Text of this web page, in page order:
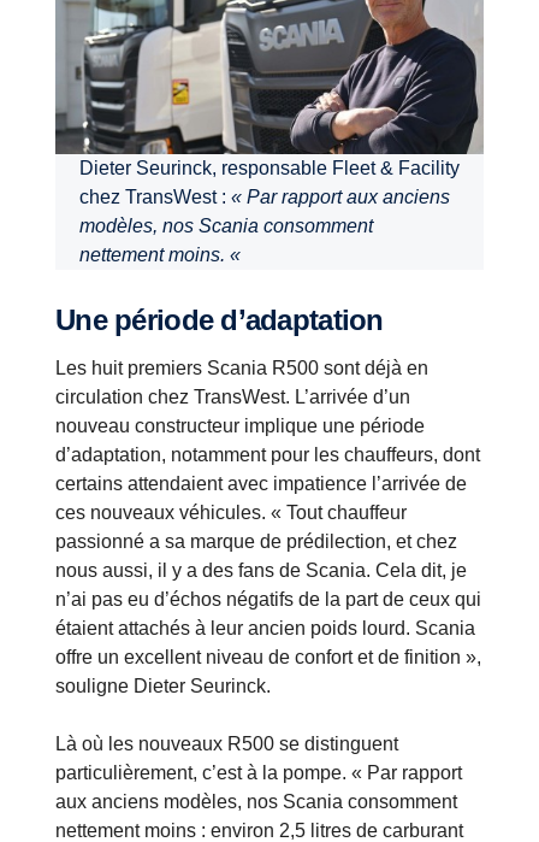
Dieter Seurinck, responsable Fleet & Facility
chez TransWest : « Par rapport aux anciens
modèles, nos Scania consomment
nettement moins. «
Une période d’adaptation
Les huit premiers Scania R500 sont déjà en
circulation chez TransWest. L’arrivée d’un
nouveau constructeur implique une période
d’adaptation, notamment pour les chauffeurs, dont
certains attendaient avec impatience l’arrivée de
ces nouveaux véhicules. « Tout chauffeur
passionné a sa marque de prédilection, et chez
nous aussi, il y a des fans de Scania. Cela dit, je
n’ai pas eu d’échos négatifs de la part de ceux qui
étaient attachés à leur ancien poids lourd. Scania
offre un excellent niveau de confort et de finition »,
souligne Dieter Seurinck.
Là où les nouveaux R500 se distinguent
particulièrement, c’est à la pompe. « Par rapport
aux anciens modèles, nos Scania consomment
nettement moins : environ 2,5 litres de carburant